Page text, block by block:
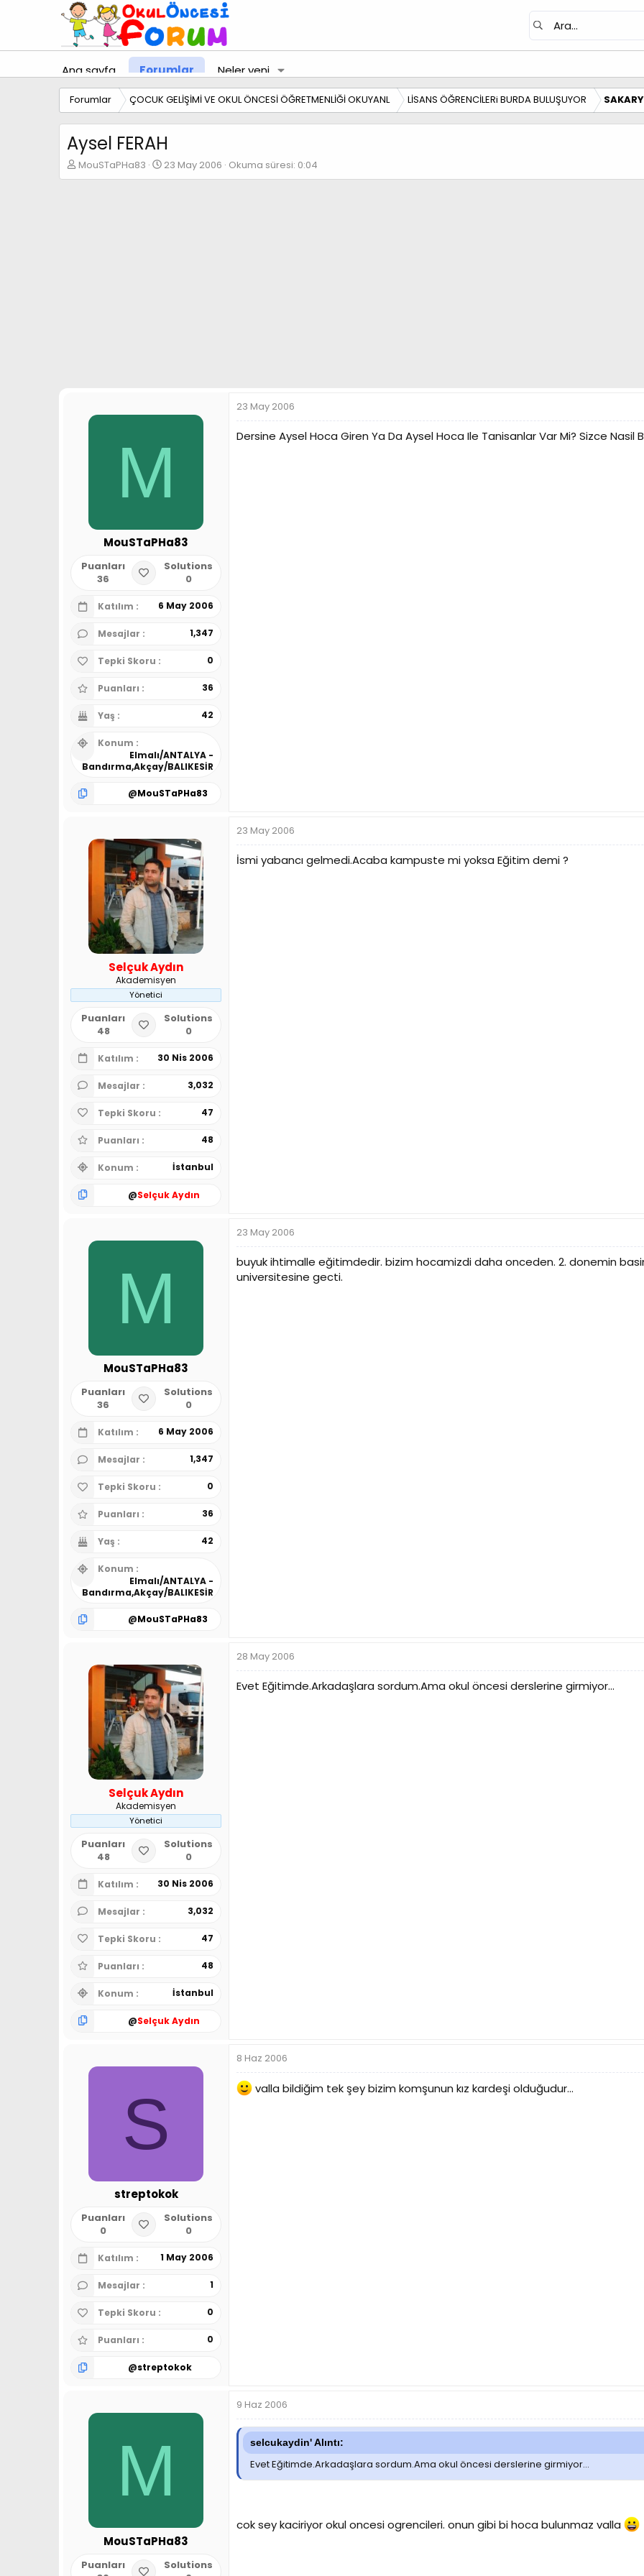
Ana sayfa Forumlar Neler yeni
Forumlar ÇOCUK GELİŞİMİ VE OKUL ÖNCESİ ÖĞRETMENLİĞİ OKUYANL LİSANS ÖĞRENCİLERi BURDA BULUŞUYOR
Aysel FERAH
K
o
MouSTaPHa83
B
a
23 May 2006 Okuma süresi: 0:04
M
MouSTaPHa83
Puanları
36
Solutions
0
Katılım 6 May 2006
Mesajlar 1,347
Tepki Skoru 0
Puanları 36
Yaş 42
Konum
Elmalı/ANTALYA -
Bandırma,Akçay/BALIKESİR
@MouSTaPHa83
23 May 2006
Dersine Aysel Hoca Giren Ya Da Aysel Hoca Ile Tanisanlar Var Mi? Sizce Nasil
Selçuk Aydın
Akademisyen
Yönetici
Puanları
48
Solutions
0
Katılım 30 Nis 2006
Mesajlar 3,032
Tepki Skoru 47
Puanları 48
Konum İstanbul
@Selçuk Aydın
23 May 2006
İsmi yabancı gelmedi.Acaba kampuste mi yoksa Eğitim demi ?
M
MouSTaPHa83
Puanları
36
Solutions
0
Katılım 6 May 2006
Mesajlar 1,347
Tepki Skoru 0
Puanları 36
Yaş 42
Konum
Elmalı/ANTALYA -
Bandırma,Akçay/BALIKESİR
@MouSTaPHa83
23 May 2006
buyuk ihtimalle eğitimdedir. bizim hocamizdi daha onceden. 2. donemin
universitesine gecti.
Selçuk Aydın
Akademisyen
Yönetici
Puanları
48
Solutions
0
Katılım 30 Nis 2006
Mesajlar 3,032
Tepki Skoru 47
Puanları 48
Konum İstanbul
@Selçuk Aydın
28 May 2006
Evet Eğitimde.Arkadaşlara sordum.Ama okul öncesi derslerine girmiyor...
S
streptokok
Puanları
0
Solutions
0
Katılım 1 May 2006
Mesajlar 1
Tepki Skoru 0
Puanları 0
@streptokok
8 Haz 2006
valla bildiğim tek şey bizim komşunun kız kardeşi olduğudur...
M
MouSTaPHa83
Puanları
Solutions
9 Haz 2006
selcukaydin' Alıntı:
Evet Eğitimde.Arkadaşlara sordum.Ama okul öncesi derslerine girmiyor...
cok sey kaciriyor okul oncesi ogrencileri. onun gibi bi hoca bulunmaz valla